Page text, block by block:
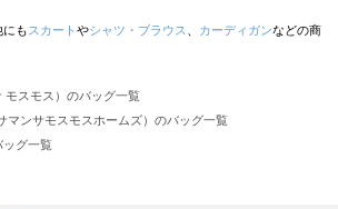
にも スカート やシャツ・ブラウス カーディガンなどの商
モスモス）のバッグ一覧
マンサモスモスホームズ）のバッグ一覧
ッグ一覧
（ツハルバイサマンサモスモス）のバッグ一覧